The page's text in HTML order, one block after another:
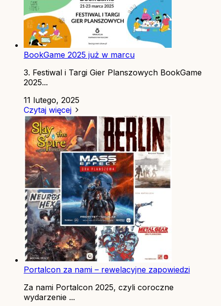
BookGame 2025 już w marcu
3. Festiwal i Targi Gier Planszowych BookGame
2025...
11 lutego, 2025
Czytaj więcej
Portalcon za nami – rewelacyjne zapowiedzi
Za nami Portalcon 2025, czyli coroczne
wydarzenie ...